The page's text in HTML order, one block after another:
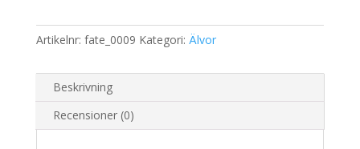
Artikelnr: fate_0009 Kategori: Älvor
Beskrivning
Recensioner (0)